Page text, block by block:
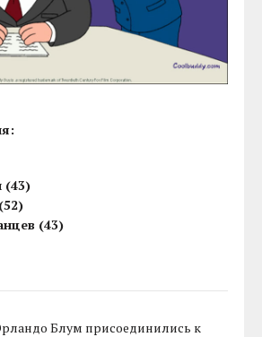
(43)
(43)
Блум присоединились к